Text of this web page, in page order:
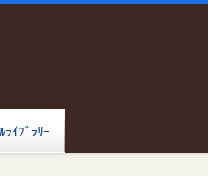
ﾗｲﾌﾞﾗﾘｰ